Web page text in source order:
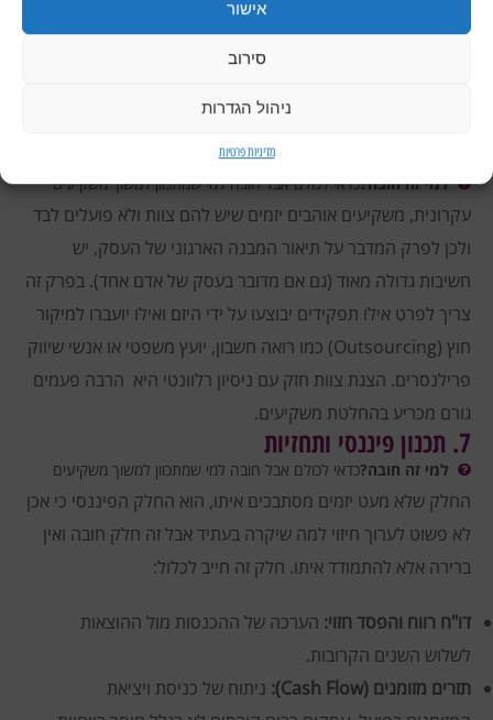
אישור
סירוב
ניהול הגדרות
מדיניות פרטיות
ערוצי הפרסום (גוגל, פייסבוק, נטוורקינג), להסביר את מבנה
תקציב השיווק וכן את שלבי "משפך המכירה". (כדאי לזכור: היום זה
למי זה חובה?כדאי לכולם אבל חובה למי שמתכוון למשוך משקיעים
עקרונית, משקיעים אוהבים יזמים שיש להם צוות ולא פועלים לבד
ולכן לפרק המדבר על תיאור המבנה הארגוני של העסק, יש
חשיבות גדולה מאוד (גם אם מדובר בעסק של אדם אחד). בפרק זה
צריך לפרט אילו תפקידים יבוצעו על ידי היזם ואילו יועברו למיקור
חוץ (Outsourcing) כמו רואה חשבון, יועץ משפטי או אנשי שיווק
פרילנסרים. הצגת צוות חזק עם ניסיון רלוונטי היא הרבה פעמים
גורם מכריע בהחלטת משקיעים.
7. תכנון פיננסי ותחזיות
למי זה חובה?כדאי לכולם אבל חובה למי שמתכוון למשוך משקיעים
החלק שלא מעט יזמים מסתבכים איתו, הוא החלק הפיננסי כי אכן
לא פשוט לערוך חיזוי למה שיקרה בעתיד אבל זה חלק חובה ואין
ברירה אלא להתמודד איתו. חלק זה חייב לכלול:
דו"ח רווח והפסד חזוי: הערכה של ההכנסות מול ההוצאות
לשלוש השנים הקרובות.
תזרים מזומנים (Cash Flow):
ניתוח של כניסת ויציאת